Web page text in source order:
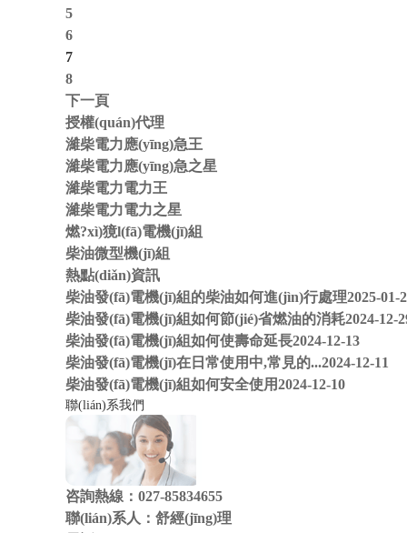
5
6
7
8
下一頁
授權(quán)代理
濰柴電力應(yīng)急王
濰柴電力應(yīng)急之星
濰柴電力電力王
濰柴電力電力之星
燃?xì)獍l(fā)電機(jī)組
柴油微型機(jī)組
熱點(diǎn)資訊
柴油發(fā)電機(jī)組的柴油如何進(jìn)行處理2025-01-
柴油發(fā)電機(jī)組如何節(jié)省燃油的消耗2024-12-
柴油發(fā)電機(jī)組如何使壽命延長2024-12-13
柴油發(fā)電機(jī)在日常使用中,常見的...2024-12-11
柴油發(fā)電機(jī)組如何安全使用2024-12-10
聯(lián)系我們
咨詢熱線： 027-85834655
聯(lián)系人：舒經(jīng)理